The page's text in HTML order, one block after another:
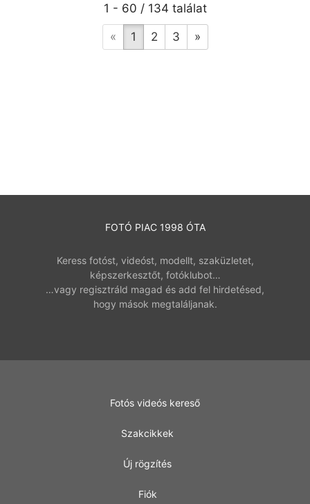
1 - 60 / 134 találat
« 1 2 3 »
FOTÓ PIAC 1998 ÓTA
Keress fotóst, videóst, modellt, szaküzletet,
képszerkesztőt, fotóklubot…
…vagy regisztráld magad és add fel hirdetésed,
hogy mások megtaláljanak.
Fotós videós kereső
Szakcikkek
Új rögzítés
Fiók